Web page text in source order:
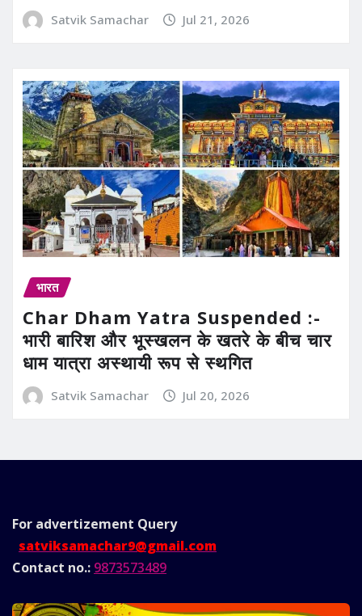
Satvik Samachar Jul 21, 2026
भारत
Char Dham Yatra Suspended :-
भारी बारिश और भूस्खलन के खतरे के बीच चार
धाम यात्रा अस्थायी रूप से स्थगित
Satvik Samachar Jul 20, 2026
For advertizement Query
satviksamachar9@gmail.com
Contact no.: 9873573489